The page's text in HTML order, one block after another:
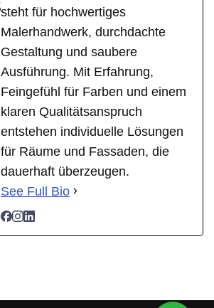
steht für hochwertiges
Malerhandwerk, durchdachte
Gestaltung und saubere
Ausführung. Mit Erfahrung,
Feingefühl für Farben und einem
klaren Qualitätsanspruch
entstehen individuelle Lösungen
für Räume und Fassaden, die
dauerhaft überzeugen.
See Full Bio